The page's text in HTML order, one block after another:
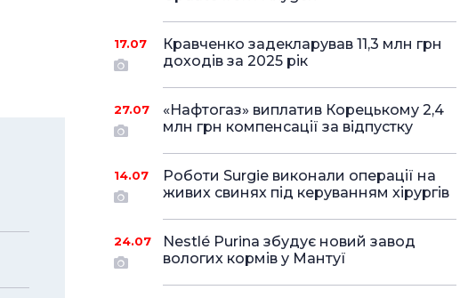
17.07
Кравченко задекларував 11,3 млн грн
доходів за 2025 рік
27.07
«Нафтогаз» виплатив Корецькому 2,4
млн грн компенсації за відпустку
14.07
Роботи Surgie виконали операції на
живих свинях під керуванням хірургів
24.07
Nestlé Purina збудує новий завод
вологих кормів у Мантуї